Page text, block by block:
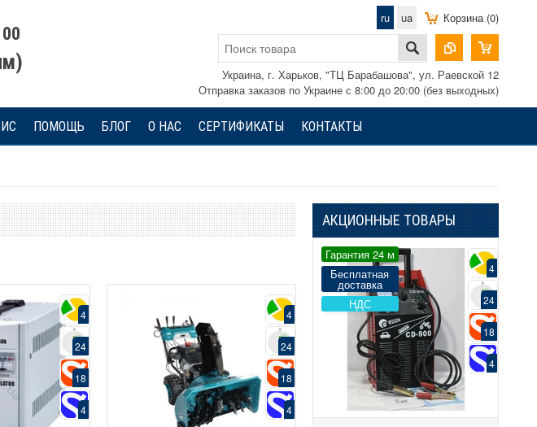
Корзина (0)
ru ua
Украина, г. Харьков, "ТЦ Барабашова", ул. Раевской 12
Отправка заказов по Украине с 8:00 до 20:00 (без выходных)
ПОМОЩЬ БЛОГ О НАС СЕРТИФИКАТЫ КОНТАКТЫ
4
24
18
4
4
24
18
4
АКЦИОННЫЕ ТОВАРЫ
36 м
доставка
Гарантия 24 м
Бесплатная
доставка
НДС
4
24
18
4